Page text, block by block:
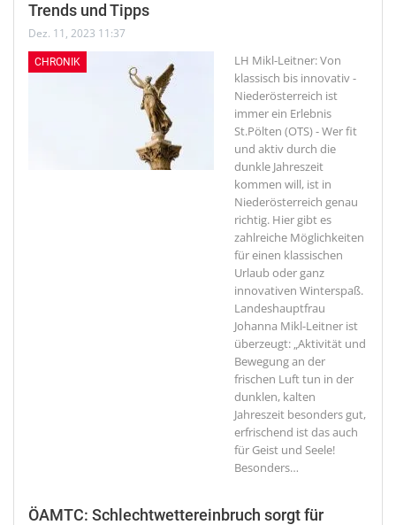
Trends und Tipps
Dez. 11, 2023 11:37
CHRONIK
LH Mikl-Leitner: Von
klassisch bis innovativ -
Niederösterreich ist
immer ein Erlebnis
St.Pölten (OTS) - Wer fit
und aktiv durch die
dunkle Jahreszeit
kommen will, ist in
Niederösterreich genau
richtig. Hier gibt es
zahlreiche Möglichkeiten
für einen klassischen
Urlaub oder ganz
innovativen Winterspaß.
Landeshauptfrau
Johanna Mikl-Leitner ist
überzeugt: „Aktivität und
Bewegung an der
frischen Luft tun in der
dunklen, kalten
Jahreszeit besonders gut,
erfrischend ist das auch
für Geist und Seele!
Besonders…
ÖAMTC: Schlechtwettereinbruch sorgt für